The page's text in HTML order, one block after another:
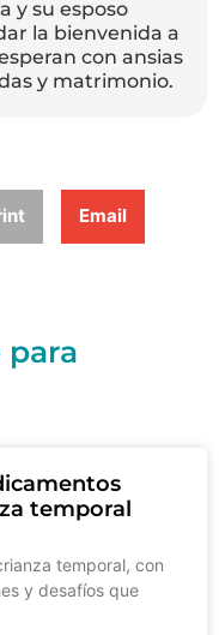
y su esposo
la bienvenida a
con ansias
y matrimonio.
Email
para
temporal
temporal, con
y desafíos que